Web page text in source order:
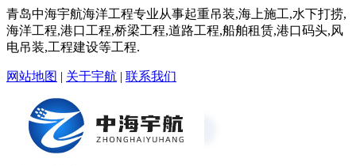
青岛中海宇航海洋工程专业从事起重吊装,海上施工,水下打捞,
海洋工程,港口工程,桥梁工程,道路工程,船舶租赁,港口码头,风
电吊装,工程建设等工程.
网站地图 | 关于宇航 | 联系我们